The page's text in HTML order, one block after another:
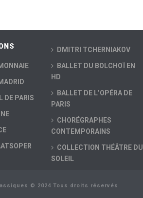
DE PARIS
DMITRI TCHERNIAKOV
BALLET DU BOLCHOÏ EN
HD
BALLET DE L’OPÉRA DE
PARIS
CHORÉGRAPHES
CONTEMPORAINS
COLLECTION THÉÂTRE DU
SOLEIL
© 2024 Tous droits réservés